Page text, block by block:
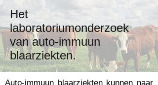
Het
laboratoriumonderzoek
van auto-immuun
blaarziekten.
Auto-immuun blaarziekten kunnen naar